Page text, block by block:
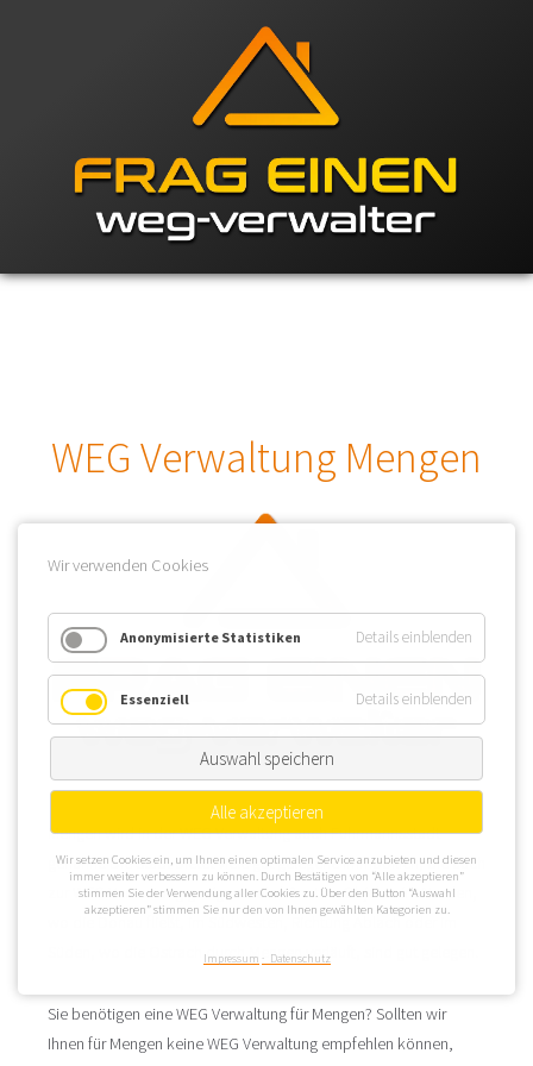
WEG Verwaltung Mengen
Mengen wird in der WEG Verwaltung auch Fuhrmannsstadt
genannt. Die Stadt bietet viele gut gelegene Immobilien, die auch
zur WEG Verwaltung geeignet sein könnten. Objekte im Norden,
wo die Donau fließt, im Südwesten, Richtung Ablach oder im
Süden, wo die Ostrach durch Mengen verläuft, sind gut gelegen.
Sie benötigen eine WEG Verwaltung für Mengen? Sollten wir
Ihnen für Mengen keine WEG Verwaltung empfehlen können,
Wir verwenden Cookies
Anonymisierte Statistiken Details einblenden
Essenziell Details einblenden
Auswahl speichern
Alle akzeptieren
Wir setzen Cookies ein, um Ihnen einen optimalen Service anzubieten und diesen
immer weiter verbessern zu können. Durch Bestätigen von “Alle akzeptieren”
stimmen Sie der Verwendung aller Cookies zu. Über den Button “Auswahl
akzeptieren” stimmen Sie nur den von Ihnen gewählten Kategorien zu.
Impressum Datenschutz